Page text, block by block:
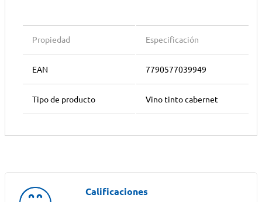
Propiedad Especificación
EAN 7790577039949
Tipo de producto Vino tinto cabernet